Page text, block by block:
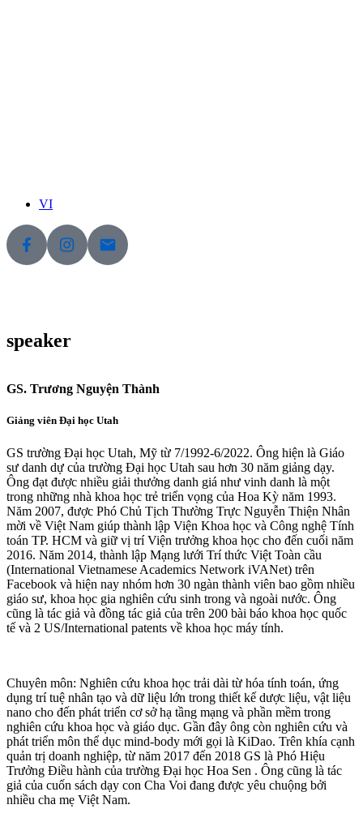
VI
speaker
GS. Trương Nguyện Thành
Giảng viên Đại học Utah
GS trường Đại học Utah, Mỹ từ 7/1992-6/2022. Ông hiện là Giáo
sư danh dự của trường Đại học Utah sau hơn 30 năm giảng dạy.
Ông đạt được nhiều giải thưởng danh giá như vinh danh là một
trong những nhà khoa học trẻ triển vọng của Hoa Kỳ năm 1993.
Năm 2007, được Phó Chủ Tịch Thường Trực Nguyễn Thiện Nhân
mời về Việt Nam giúp thành lập Viện Khoa học và Công nghệ Tính
toán TP. HCM và giữ vị trí Viện trưởng khoa học cho đến cuối năm
2016. Năm 2014, thành lập Mạng lưới Trí thức Việt Toàn cầu
(International Vietnamese Academics Network iVANet) trên
Facebook và hiện nay nhóm hơn 30 ngàn thành viên bao gồm nhiều
giáo sư, khoa học gia nghiên cứu sinh trong và ngoài nước. Ông
cũng là tác giả và đồng tác giả của trên 200 bài báo khoa học quốc
tế và 2 US/International patents về khoa học máy tính.
Chuyên môn: Nghiên cứu khoa học trải dài từ hóa tính toán, ứng
dụng trí tuệ nhân tạo và dữ liệu lớn trong thiết kế dược liệu, vật liệu
nano cho đến phát triển cơ sở hạ tầng mạng và phần mềm trong
nghiên cứu khoa học và giáo dục. Gần đây ông còn nghiên cứu và
phát triển môn thể dục mind-body mới gọi là KiDao. Trên khía cạnh
quản trị doanh nghiệp, từ năm 2017 đến 2018 GS là Phó Hiệu
Trưởng Điều hành của trường Đại học Hoa Sen . Ông cũng là tác
giả của cuốn sách dạy con Cha Voi đang được yêu chuộng bởi
nhiều cha mẹ Việt Nam.